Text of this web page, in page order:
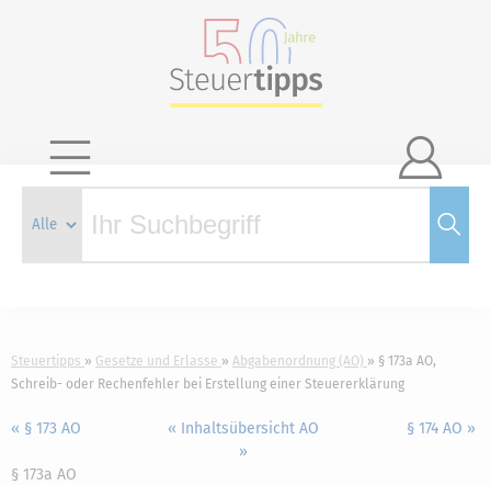

Steuertipps Gesetze und Erlasse Abgabenordnung (AO)
§ 173a AO,
Schreib- oder Rechenfehler bei Erstellung einer Steuererklärung
« § 173 AO
« Inhaltsübersicht AO
»
§ 174 AO »
§ 173a AO